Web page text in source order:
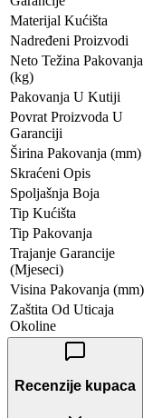
Materijal Kućišta
Nadređeni Proizvodi
Neto Težina Pakovanja
(kg)
Pakovanja U Kutiji
Povrat Proizvoda U
Garanciji
Širina Pakovanja (mm)
Skraćeni Opis
Spoljašnja Boja
Tip Kućišta
Tip Pakovanja
Trajanje Garancije
(Mjeseci)
Visina Pakovanja (mm)
Zaštita Od Uticaja
Okoline
Recenzije kupaca